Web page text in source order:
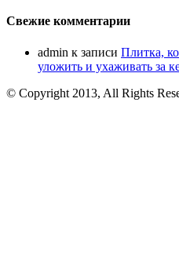
Свежие комментарии
admin к записи Плитка,
уложить и ухаживать за
© Copyright 2013, All Rights